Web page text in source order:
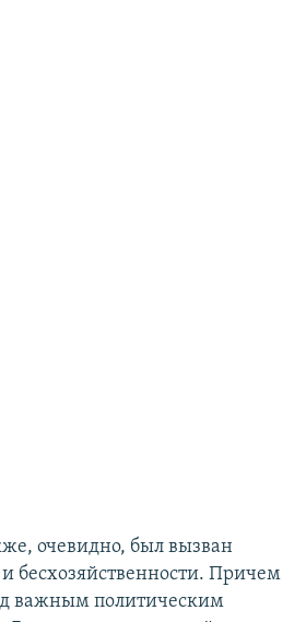
очевидно, был вызван
бесхозяйственности. Причем
важным политическим